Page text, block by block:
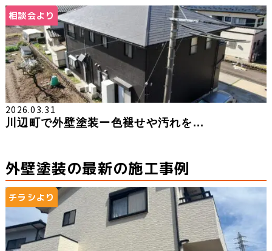
相談会より
2026.03.31
川辺町で外壁塗装ー色褪せや汚れを...
外壁塗装の最新の施工事例
チラシより